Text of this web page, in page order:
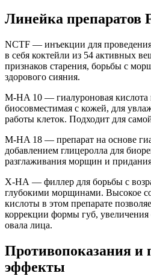
Линейка препаратов
NCTF — инъекции для
в себя коктейли из 54 активных
признаков старения, борьбы с
здорового сияния.
M-HA 10 — гиалуроновая кислота
биосовместимая с кожей, для
работы клеток. Подходит для
M-HA 18 — препарат на основе
добавлением глицеролла для
разглаживания морщин и
X-HA — филлер для борьбы с
глубокими морщинами. Высокое
кислоты в этом препарате
коррекции формы губ,
овала лица.
Противопоказания и
эффекты